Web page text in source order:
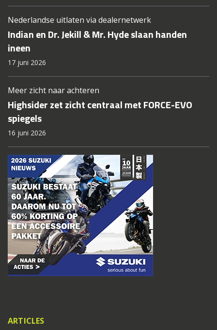
Nederlandse uitlaten via dealernetwerk
Indian en Dr. Jekill & Mr. Hyde slaan handen
ineen
17 juni 2026
Meer zicht naar achteren
Highsider zet zicht centraal met FORCE-EVO
spiegels
16 juni 2026
ARTICLES